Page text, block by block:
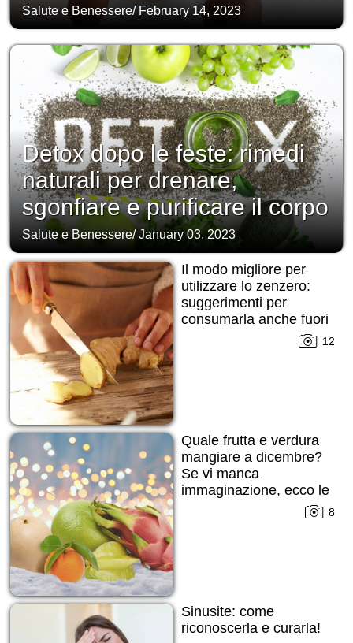
Salute e Benessere/ February 14, 2023
Detox dopo le feste: rimedi
naturali per drenare,
sgonfiare e purificare il corpo
Salute e Benessere/January 03, 2023
Il modo migliore per
utilizzare lo zenzero:
suggerimenti per
consumarla anche fuori
12
Quale frutta e verdura
mangiare a dicembre?
Se vi manca
immaginazione, ecco le
8
Sinusite: come
riconoscerla e curarla!